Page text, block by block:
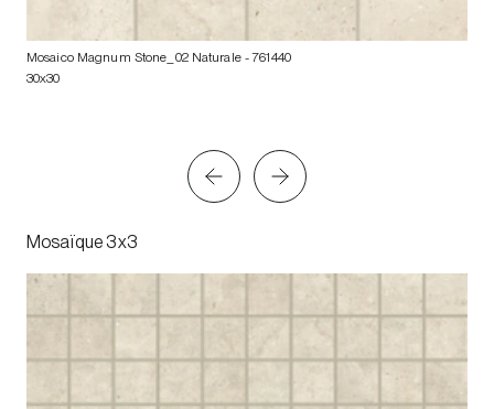
Mosaico Magnum Stone_02 Naturale- 761440
30x30
Mosaïque 3x3